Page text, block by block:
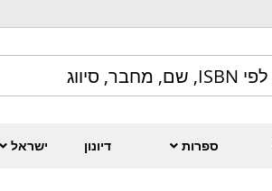
ספרות דיונון ישראל